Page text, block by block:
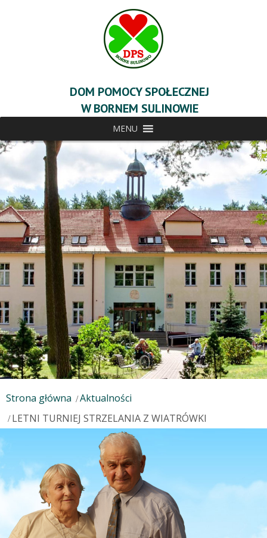
DOM POMOCY SPOŁECZNEJ
W BORNEM SULINOWIE
MENU
Strona główna
Aktualności
LETNI TURNIEJ STRZELANIA Z WIATRÓWKI